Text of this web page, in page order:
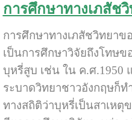
การศึกษาทางเภสัช
การศึกษาทางเภสัชวิทยาข
เป็นการศึกษาวิจัยถึงโทษ
บุหรี่สูบ เช่น ใน ค.ศ.1950
ระบาดวิทยาชาวอังกฤษก็
ทางสถิติว่าบุหรี่เป็นสาเหตุ